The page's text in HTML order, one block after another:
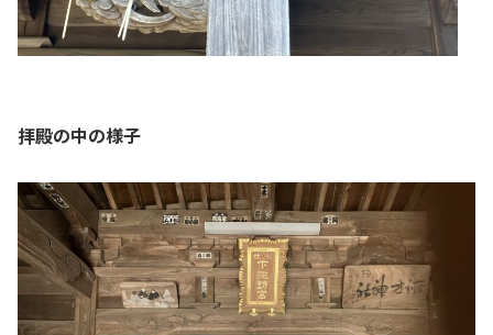
拝殿の中の様子